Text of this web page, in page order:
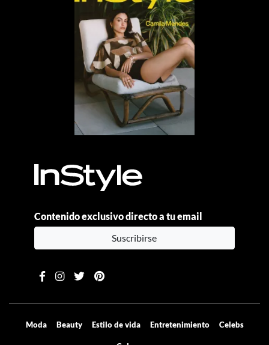
Contenido exclusivo directo a tu email
Suscribirse
Moda Beauty Estilo de vida Entretenimiento Celebs